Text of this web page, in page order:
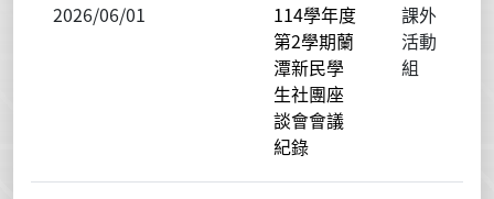
2026/06/01
114學年度
第2學期蘭
潭新民學
生社團座
談會會議
紀錄
課外
活動
組